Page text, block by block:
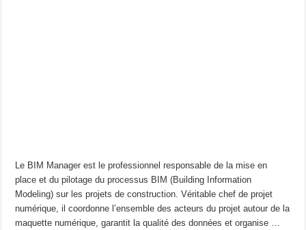
Le BIM Manager est le professionnel responsable de la mise en
place et du pilotage du processus BIM (Building Information
Modeling) sur les projets de construction. Véritable chef de projet
numérique, il coordonne l’ensemble des acteurs du projet autour de la
maquette numérique, garantit la qualité des données et organise …